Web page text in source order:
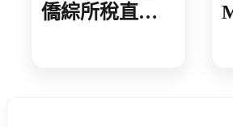
僑綜所稅直撥